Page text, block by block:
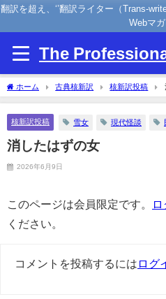
翻訳を超え、‘’翻訳ライター（Trans-
Webマ
The
ホーム 古典核新訳 核新訳投稿
核新訳投稿 雪女 現代怪談
消したはずの女
2026年6月9日
このページは会員限定です。
ください。
コメントを投稿するには ログ